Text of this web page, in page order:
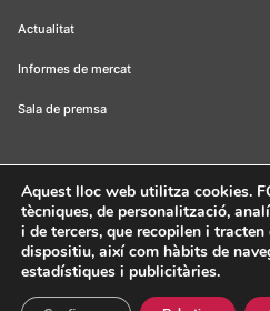
Actualitat
Informes de mercat
Sala de premsa
Forcadell 2026 Avís legal Política de
Canal ètic
FORCADELL-AICAT 163 -
Barcelona / 934 965 400
Aquest lloc web utilitza cookies.
tècniques, de personalització,
i de tercers, que recopilen i
dispositiu, així com hàbits de
estadístiques i publicitàries.